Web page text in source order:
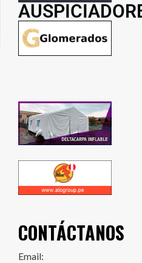
CONTÁCTANOS
Email: